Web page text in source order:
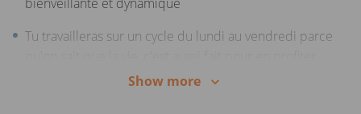
Tu travailleras sur un cycle du lundi au vendredi parce
Tu seras récompensé à hauteur de tes performances
Show more